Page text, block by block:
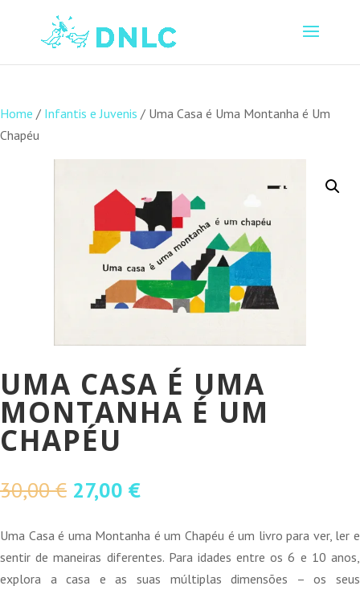
Home / Infantis e Juvenis / Uma Casa é Uma Montanha é Um
Chapéu
UMA CASA É UMA
MONTANHA É UM
CHAPÉU
30,00€ O
original
era:
30,00 €.
27,00 €O
atual
é:
27,00 €.
Uma Casa é uma Montanha é um Chapéu é um livro para ver, ler e
sentir de maneiras diferentes. Para idades entre os 6 e 10 anos,
explora a casa e as suas múltiplas dimensões – os seus